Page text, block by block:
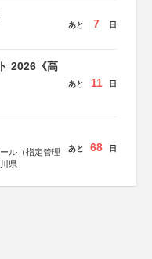
あと 7 日
2026《高
あと 11 日
ル（指定管理
県
あと 68 日